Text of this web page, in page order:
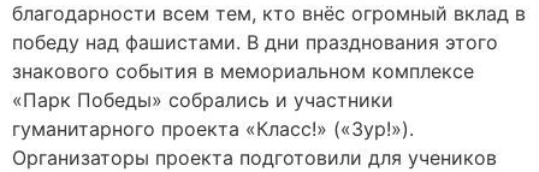
благодарности всем тем, кто внёс огромный вклад в
победу над фашистами. В дни празднования этого
знакового события в мемориальном комплексе
«Парк Победы» собрались и участники
гуманитарного проекта «Класс!» («Зур!»).
Организаторы проекта подготовили для учеников